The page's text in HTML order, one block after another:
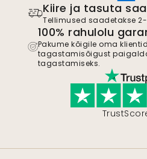
Kiire ja tasuta
Tellimused saadetakse
100% rahulolu
Pakume kõigile oma
tagastamisõigust
tagastamiseks.